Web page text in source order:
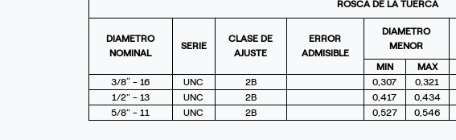
ROSCA DE LA TUERCA
DIAMETRO
NOMINAL
SERIE
CLASE DE
AJUSTE
ERROR
ADMISIBLE
DIAMETRO
MENOR
MIN
MAX
3/8” - 16
UNC 2B 0,307 0,321
1/2" - 13
UNC 2B 0,417 0,434
5/8" - 11
UNC 2B 0,527 0,546